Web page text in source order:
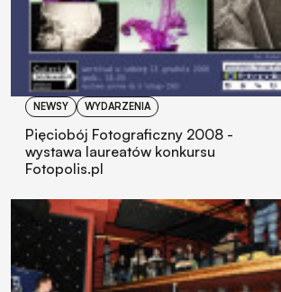
NEWSY WYDARZENIA
Pięciobój Fotograficzny 2008 -
wystawa laureatów konkursu
Fotopolis.pl